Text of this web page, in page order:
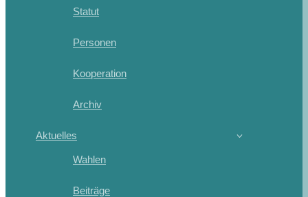
Statut
Personen
Kooperation
Archiv
Aktuelles
Wahlen
Beiträge